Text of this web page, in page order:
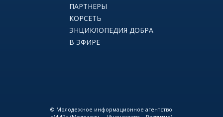
ПАРТНЕРЫ
КОРСЕТЬ
ЭНЦИКЛОПЕДИЯ ДОБРА
В ЭФИРЕ
© Молодежное информационное агентство